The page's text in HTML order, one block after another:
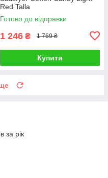
Red Talla
Готово до відправки
1 246 ₴ 1 769 ₴
Купити
за рік